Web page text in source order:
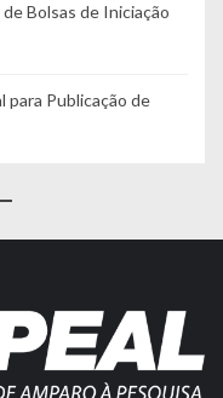
Bolsas de Iniciação
para Publicação de